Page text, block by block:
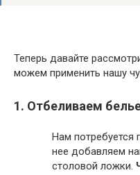
Теперь давайте
можем применить нашу
1. Отбеливаем
Нам потребуется
нее добавляем
столовой ложки.